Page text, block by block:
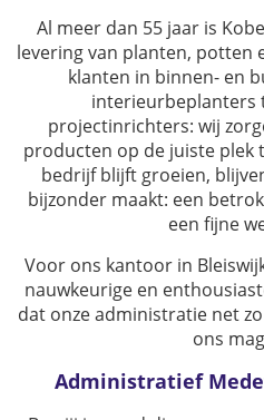
Al meer dan 55 jaar is
levering van planten, potten
klanten in binnen- en
interieurbeplanters
projectinrichters: wij
producten op de juiste plek
bedrijf blijft groeien,
bijzonder maakt: een
een fijne
Voor ons kantoor in
nauwkeurige en
dat onze administratie net
ons
Administratief